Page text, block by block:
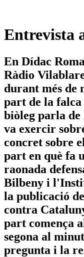
Entrevista
En Dídac
Ràdio
durant més de
part de la falca
biòleg parla
va exercir
concret sobre
part en què fa
raonada
Bilbeny i
la publicació
contra
part comença
segona al
pregunta i la